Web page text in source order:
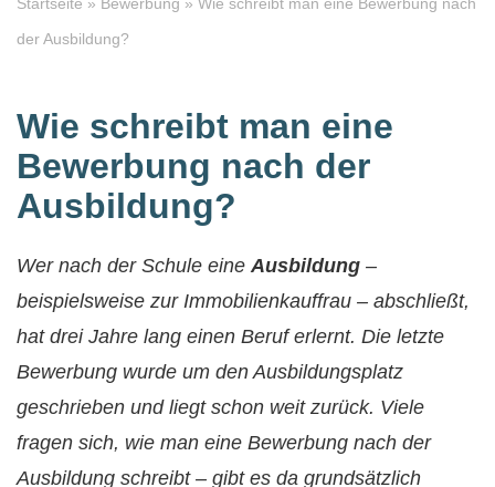
der Ausbildung?
Wie schreibt man eine
Bewerbung nach der
Ausbildung?
Wer nach der Schule eineAusbildung –
beispielsweise zur Immobilienkauffrau – abschließt,
hat drei Jahre lang einen Beruf erlernt. Die letzte
Bewerbung wurde um den Ausbildungsplatz
geschrieben und liegt schon weit zurück. Viele
fragen sich, wie man eine Bewerbung nach der
Ausbildung schreibt – gibt es da grundsätzlich